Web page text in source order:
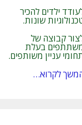
ילדים להכיר
שונות.
קבוצה של
בעלת
עניין משותפים.
לקרוא…